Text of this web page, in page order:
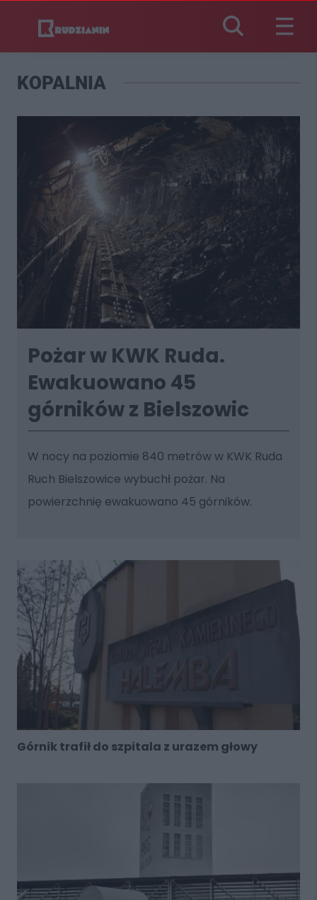
KOPALNIA
Pożar w KWK Ruda.
Ewakuowano 45
górników z Bielszowic
W nocy na poziomie 840 metrów w KWK Ruda
Ruch Bielszowice wybuchł pożar. Na
powierzchnię ewakuowano 45 górników.
Górnik trafił do szpitala z urazem głowy